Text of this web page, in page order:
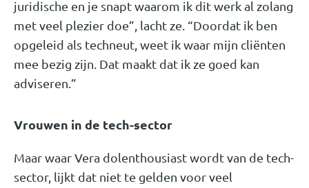
juridische en je snapt waarom ik dit werk al zolang
met veel plezier doe”, lacht ze. “Doordat ik ben
opgeleid als techneut, weet ik waar mijn cliënten
mee bezig zijn. Dat maakt dat ik ze goed kan
adviseren.”
Vrouwen in de tech-sector
Maar waar Vera dolenthousiast wordt van de tech-
sector, lijkt dat niet te gelden voor veel